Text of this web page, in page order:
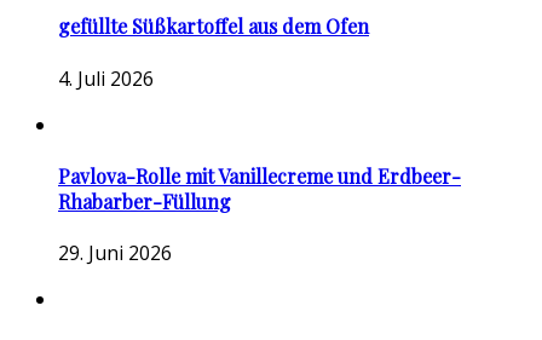
gefüllte Süßkartoffel aus dem Ofen
4. Juli 2026
Pavlova-Rolle mit Vanillecreme und Erdbeer-
Rhabarber-Füllung
29. Juni 2026